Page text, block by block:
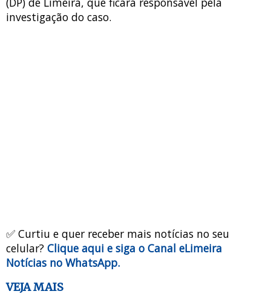
investigação do caso.
✅ Curtiu e quer receber mais notícias no seu
celular? Clique aqui e siga o Canal eLimeira
Notícias no WhatsApp.
VEJA MAIS